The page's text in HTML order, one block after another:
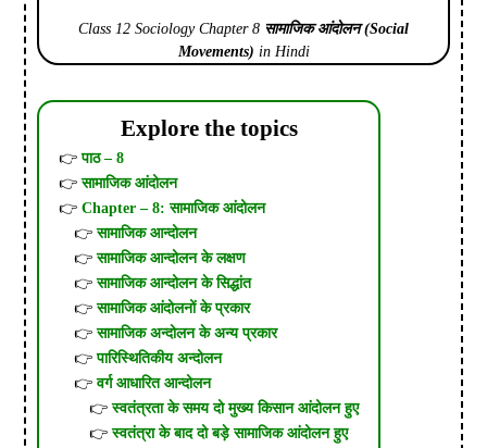
Class 12 Sociology Chapter 8 सामाजिक आंदोलन (Social
Movements) in Hindi
Explore the topics
पाठ – 8
सामाजिक आंदोलन
Chapter – 8: सामाजिक आंदोलन
सामाजिक आन्दोलन
सामाजिक आन्दोलन के लक्षण
सामाजिक आन्दोलन के सिद्धांत
सामाजिक आंदोलनों के प्रकार
सामाजिक अन्दोलन के अन्य प्रकार
पारिस्थितिकीय अन्दोलन
वर्ग आधारित आन्दोलन
स्वतंत्रता के समय दो मुख्य किसान आंदोलन हुए
स्वतंत्रा के बाद दो बड़े सामाजिक आंदोलन हुए